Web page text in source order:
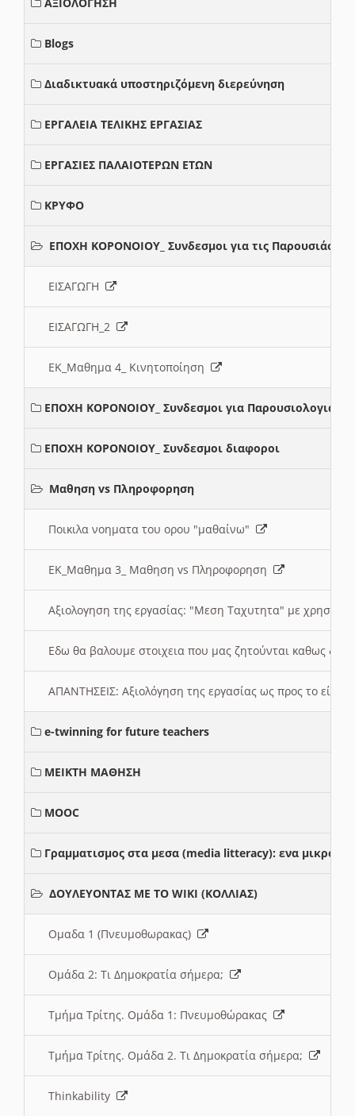
Blogs
Διαδικτυακά υποστηριζόμενη διερεύνηση
ΕΡΓΑΛΕΙΑ ΤΕΛΙΚΗΣ ΕΡΓΑΣΙΑΣ
ΕΡΓΑΣΙΕΣ ΠΑΛΑΙΟΤΕΡΩΝ ΕΤΩΝ
ΚΡΥΦΟ
ΕΠΟΧΗ ΚΟΡΟΝΟΙΟΥ_ Συνδεσμοι για τις Παρουσιάσεις
ΕΙΣΑΓΩΓΗ
ΕΙΣΑΓΩΓΗ_2
ΕΚ_Μαθημα 4_ Κινητοποίηση
ΕΠΟΧΗ ΚΟΡΟΝΟΙΟΥ_ Συνδεσμοι για Παρουσιολογια
ΕΠΟΧΗ ΚΟΡΟΝΟΙΟΥ_ Συνδεσμοι διαφοροι
Μαθηση vs Πληροφορηση
Ποικιλα νοηματα του ορου "μαθαίνω"
ΕΚ_Μαθημα 3_ Μαθηση vs Πληροφορηση
Αξιολογηση της εργασίας: "Μεση Ταχυτητα" με χρηση
Εδω θα βαλουμε στοιχεια που μας ζητούνται καθως
ΑΠΑΝΤΗΣΕΙΣ: Αξιολόγηση της εργασίας ως προς το
e-twinning for future teachers
ΜΕΙΚΤΗ ΜΑΘΗΣΗ
MOOC
Γραμματισμος στα μεσα (media litteracy): ενα μικρο
ΔΟΥΛΕΥΟΝΤΑΣ ΜΕ ΤΟ WIKI (ΚΟΛΛΙΑΣ)
Ομαδα 1 (Πνευμοθωρακας)
Ομάδα 2: Τι Δημοκρατία σήμερα;
Τμήμα Τρίτης. Ομάδα 1: Πνευμοθώρακας
Τμήμα Τρίτης. Ομάδα 2. Τι Δημοκρατία σήμερα;
Thinkability